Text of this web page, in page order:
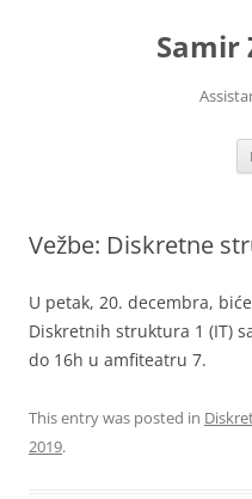
Samir
Vežbe: Diskretne
U petak, 20. decembra,
Diskretnih struktura 1 (IT)
do 16h u amfiteatru 7.
This entry was posted in
2019.